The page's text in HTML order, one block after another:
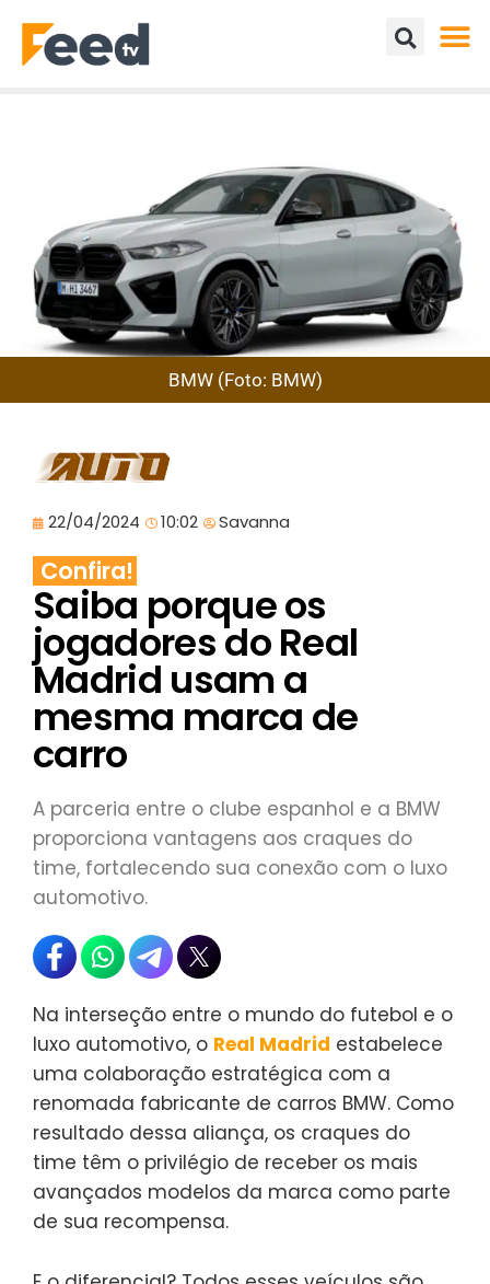
BMW (Foto: BMW)
22/04/2024 10:02 Savanna
Confira!
Saiba porque os
jogadores do Real
Madrid usam a
mesma marca de
carro
A parceria entre o clube espanhol e a BMW
proporciona vantagens aos craques do
time, fortalecendo sua conexão com o luxo
automotivo.
Na interseção entre o mundo do futebol e o
luxo automotivo, o Real Madrid estabelece
uma colaboração estratégica com a
renomada fabricante de carros BMW. Como
resultado dessa aliança, os craques do
time têm o privilégio de receber os mais
avançados modelos da marca como parte
de sua recompensa.